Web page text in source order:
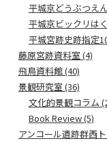
平城京どうぶつえ
平城京ビックリは
平城宮跡史跡指定
藤原宮跡資料室 (4)
飛鳥資料館 (40)
景観研究室 (36)
文化的景観コラム
Book Review (5)
アンコール遺跡群西